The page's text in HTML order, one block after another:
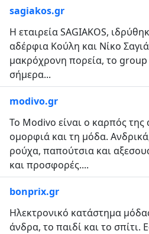
sagiakos.gr
Η εταιρεία SAGIAKOS,
αδέρφια Κούλη και Νίκο
μακρόχρονη πορεία, το group
σήμερα...
modivo.gr
Το Modivo είναι ο καρπός της
ομορφιά και τη μόδα.
ρούχα, παπούτσια και
και προσφορές....
bonprix.gr
Ηλεκτρονικό κατάστημα
άνδρα, το παιδί και το σπίτι.